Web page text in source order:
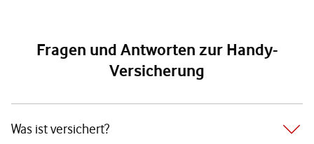
Fragen und Antworten zur Handy-
Versicherung
Was ist versichert?